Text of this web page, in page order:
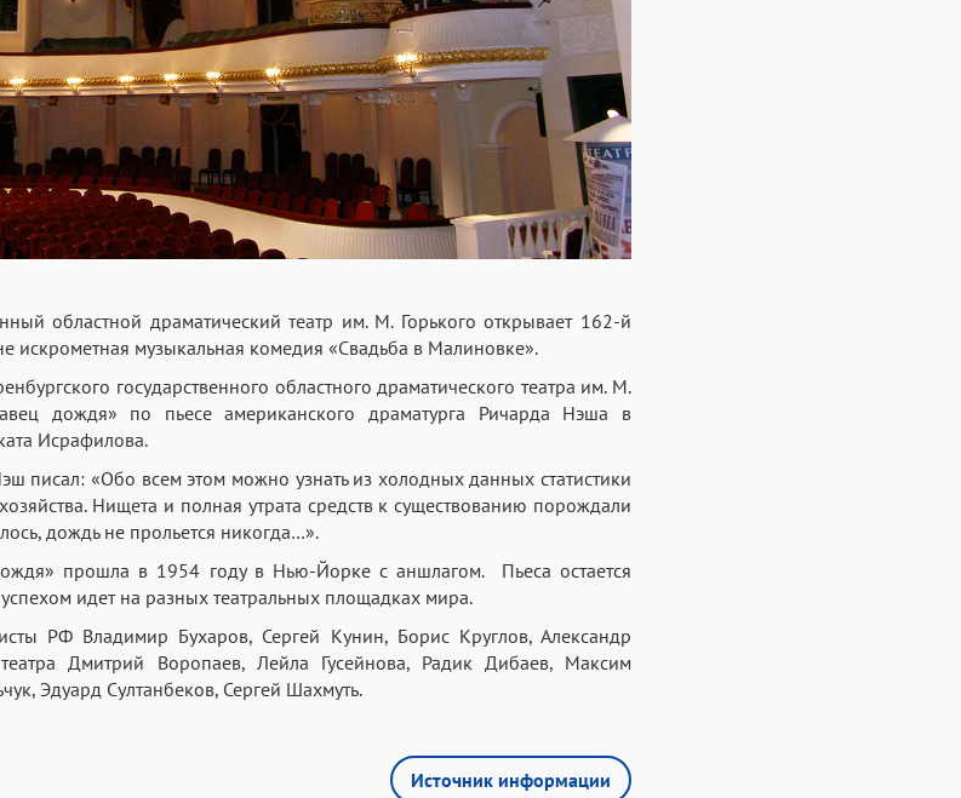
областной драматический театр им. М. Горького открывает 162-й
искрометная музыкальная комедия «Свадьба в Малиновке».
государственного областного драматического театра им. М.
дождя» по пьесе американского драматурга Ричарда Нэша в
Исрафилова.
писал: «Обо всем этом можно узнать из холодных данных статистики
Нищета и полная утрата средств к существованию порождали
дождь не прольется никогда…».
прошла в 1954 году в Нью-Йорке с аншлагом. Пьеса остается
идет на разных театральных площадках мира.
РФ Владимир Бухаров, Сергей Кунин, Борис Круглов, Александр
Дмитрий Воропаев, Лейла Гусейнова, Радик Дибаев, Максим
Эдуард Султанбеков, Сергей Шахмуть.
Источник информации